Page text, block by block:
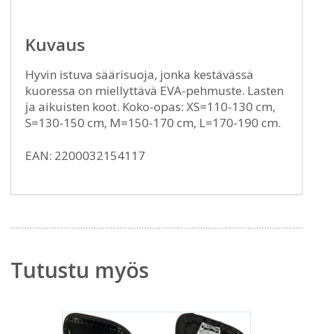
Kuvaus
Hyvin istuva säärisuoja, jonka kestävässä
kuoressa on miellyttävä EVA-pehmuste. Lasten
ja aikuisten koot. Koko-opas: XS=110-130 cm,
S=130-150 cm, M=150-170 cm, L=170-190 cm.
EAN: 2200032154117
Tutustu myös